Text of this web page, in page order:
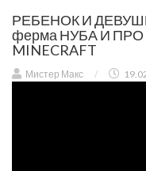
РЕБЕНОК И
ферма НУБА И
MINECRAFT
Мистер Макс /